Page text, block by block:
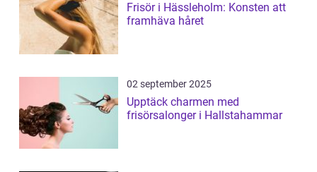
Frisör i Hässleholm: Konsten att
framhäva håret
02 september 2025
Upptäck charmen med
frisörsalonger i Hallstahammar